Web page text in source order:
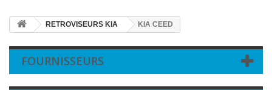
RETROVISEURS KIA KIA CEED
FOURNISSEURS